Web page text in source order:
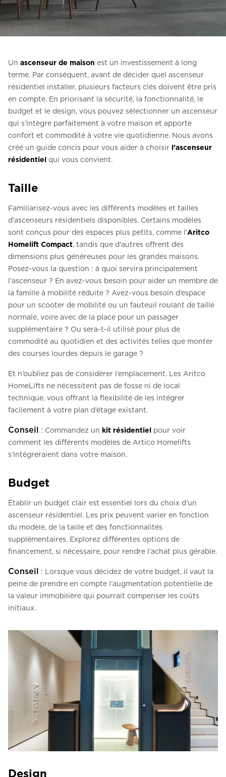
Contactez-nous
Demander un devis
FAQ
Contactez-nous
Un ascenseur de maison est un investissement à long
terme. Par conséquent, avant de décider quel ascenseur
résidentiel installer, plusieurs facteurs clés doivent être pris
en compte. En priorisant la sécurité, la fonctionnalité, le
budget et le design, vous pouvez sélectionner un ascenseur
qui s’intègre parfaitement à votre maison et apporte
confort et commodité à votre vie quotidienne. Nous avons
créé un guide concis pour vous aider à choisir l’ascenseur
résidentiel qui vous convient.
Taille
Familiarisez-vous avec les différents modèles et tailles
d’ascenseurs résidentiels disponibles. Certains modèles
sont conçus pour des espaces plus petits, comme l’Aritco
Homelift Compact, tandis que d’autres offrent des
dimensions plus généreuses pour les grandes maisons.
Posez-vous la question : à quoi servira principalement
l’ascenseur ? En avez-vous besoin pour aider un membre de
la famille à mobilité réduite ? Avez-vous besoin d’espace
pour un scooter de mobilité ou un fauteuil roulant de taille
normale, voire avec de la place pour un passager
supplémentaire ? Ou sera-t-il utilisé pour plus de
commodité au quotidien et des activités telles que monter
des courses lourdes depuis le garage ?
Et n’oubliez pas de considérer l’emplacement. Les Aritco
HomeLifts ne nécessitent pas de fosse ni de local
technique, vous offrant la flexibilité de les intégrer
facilement à votre plan d’étage existant.
Conseil : Commandez un kit résidentiel pour voir
comment les différents modèles de Artico Homelifts
s’intégreraient dans votre maison.
Budget
Établir un budget clair est essentiel lors du choix d’un
ascenseur résidentiel. Les prix peuvent varier en fonction
du modèle, de la taille et des fonctionnalités
supplémentaires. Explorez différentes options de
financement, si nécessaire, pour rendre l’achat plus gérable.
Conseil : Lorsque vous décidez de votre budget, il vaut la
peine de prendre en compte l’augmentation potentielle de
la valeur immobilière qui pourrait compenser les coûts
initiaux.
Design